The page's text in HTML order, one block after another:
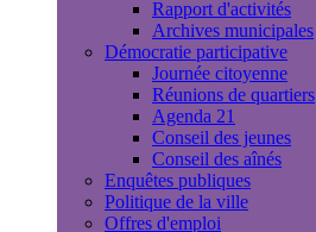
Rapport d'activités
Archives municipales
Démocratie participative
Journée citoyenne
Réunions de quartiers
Agenda 21
Conseil des jeunes
Conseil des aînés
Enquêtes publiques
Politique de la ville
Offres d'emploi